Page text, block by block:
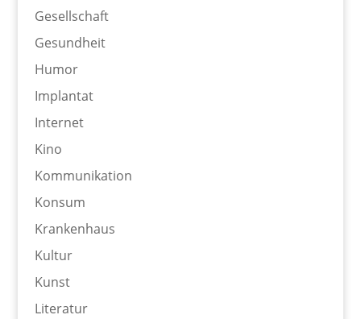
Gesellschaft
Gesundheit
Humor
Implantat
Internet
Kino
Kommunikation
Konsum
Krankenhaus
Kultur
Kunst
Literatur